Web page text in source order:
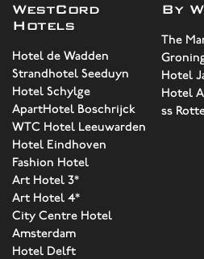
WestCord
Hotels
Hotel de Wadden
Strandhotel Seeduyn
Hotel Schylge
ApartHotel Boschrijck
WTC Hotel Leeuwarden
Hotel Eindhoven
Fashion Hotel
Art Hotel 3*
Art Hotel 4*
City Centre Hotel
Amsterdam
Hotel Delft
By
The
Hotel
Hotel
ss